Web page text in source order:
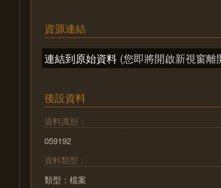
資源連結
連結到原始資料 (您即將開啟新視窗離
後設資料
資料識別：
059192
資料類型：
類型：檔案